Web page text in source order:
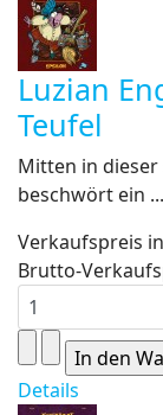
Luzian
Teufel
Mitten in
beschwört ein ...
Verkaufspreis
Brutto-
Details